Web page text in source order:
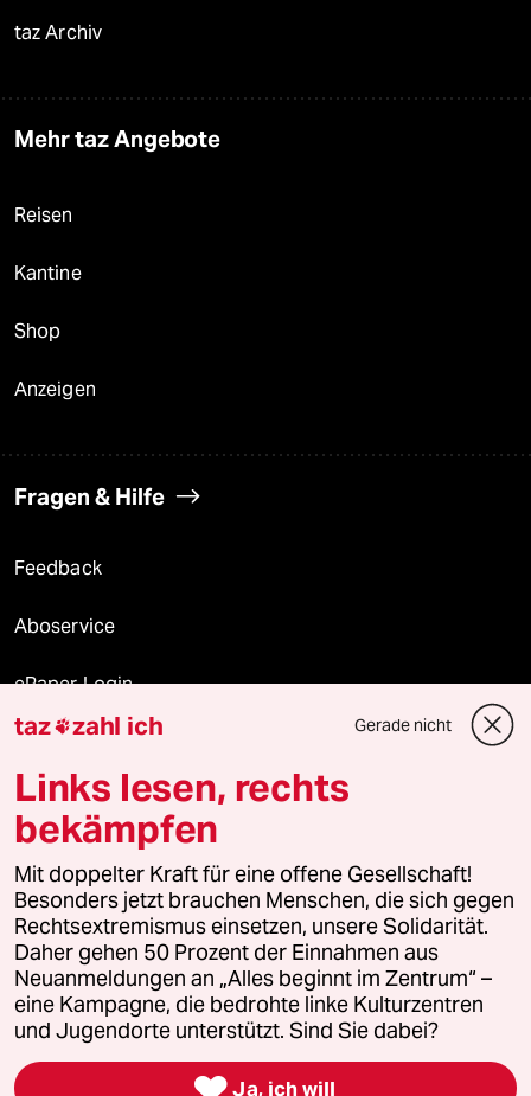
taz Archiv
Mehr taz Angebote
Reisen
Kantine
Shop
Anzeigen
Fragen & Hilfe
Feedback
Aboservice
ePaper Login
Downloads für Abonnierende
© 2026 taz Verlags und Vertriebs GmbH
Alle Rechte vorbehalten. Bei rechtlichen Fragen oder für Genehmigungen
wenden Sie sich bitte an
lizenzen@taz.de
Feedback Redaktionsstatut Kommune-Richtlinien
Leitlinie Informant Datenschutz Impressum AGB
Seitenwende Einwilligungen widerrufen (Ads)
taz zahl ich Gerade nicht
Links lesen, rechts
bekämpfen
Mit doppelter Kraft für eine offene Gesellschaft!
Besonders jetzt brauchen Menschen, die sich gegen
Rechtsextremismus einsetzen, unsere Solidarität.
Daher gehen 50 Prozent der Einnahmen aus
Neuanmeldungen an „Alles beginnt im Zentrum“ –
eine Kampagne, die bedrohte linke Kulturzentren
und Jugendorte unterstützt. Sind Sie dabei?
 Ja, ich will